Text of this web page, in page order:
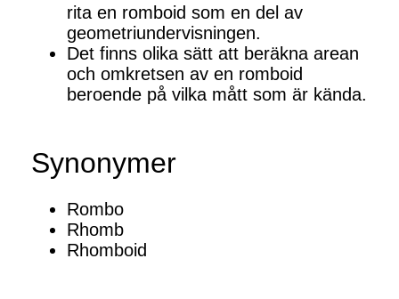
rita en romboid som en del av
geometriundervisningen.
Det finns olika sätt att beräkna arean
och omkretsen av en romboid
beroende på vilka mått som är kända.
Synonymer
Rombo
Rhomb
Rhomboid